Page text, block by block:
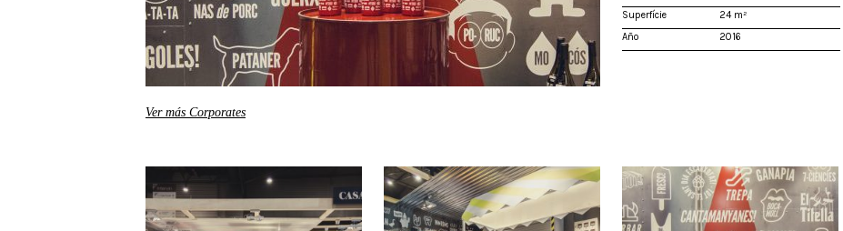
Ver más Corporates
Superfície
24 m²
Año
2016